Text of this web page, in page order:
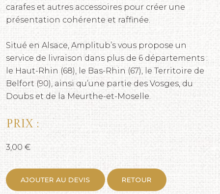
carafes et autres accessoires pour créer une
présentation cohérente et raffinée.
Situé en Alsace, Amplitub’s vous propose un
service de livraison dans plus de 6 départements :
le Haut-Rhin (68), le Bas-Rhin (67), le Territoire de
Belfort (90), ainsi qu’une partie des Vosges, du
Doubs et de la Meurthe-et-Moselle.
Prix :
3,00 €
AJOUTER AU DEVIS RETOUR